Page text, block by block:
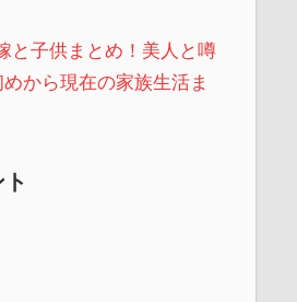
と子供まとめ！美人と噂
から現在の家族生活ま